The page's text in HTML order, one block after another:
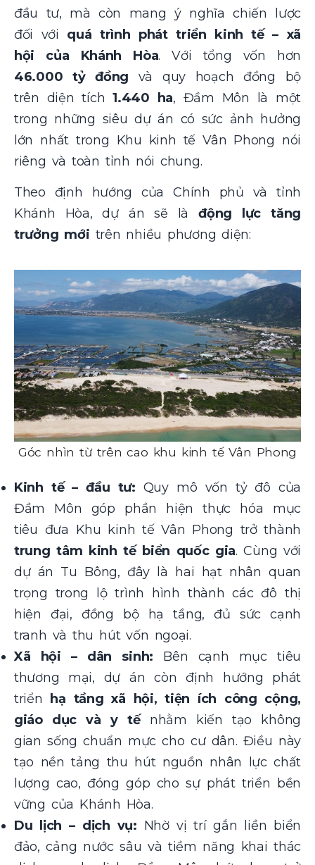
đầu tư, mà còn mang ý nghĩa chiến lược
đối với quá trình phát triển kinh tế – xã
hội của Khánh Hòa. Với tổng vốn hơn
46.000 tỷ đồng và quy hoạch đồng bộ
trên diện tích1.440 ha, Đầm Môn là một
trong những siêu dự án có sức ảnh hưởng
lớn nhất trong Khu kinh tế Vân Phong nói
riêng và toàn tỉnh nói chung.
Theo định hướng của Chính phủ và tỉnh
Khánh Hòa, dự án sẽ làđộng lực tăng
trưởng mới trên nhiều phương diện:
Góc nhìn từ trên cao khu kinh tế Vân Phong
Kinh tế – đầu tư: Quy mô vốn tỷ đô của
Đầm Môn góp phần hiện thực hóa mục
tiêu đưa Khu kinh tế Vân Phong trở thành
trung tâm kinh tế biển quốc gia. Cùng với
dự án Tu Bông, đây là hai hạt nhân quan
trọng trong lộ trình hình thành các đô thị
hiện đại, đồng bộ hạ tầng, đủ sức cạnh
tranh và thu hút vốn ngoại.
Xã hội – dân sinh: Bên cạnh mục tiêu
thương mại, dự án còn định hướng phát
triển
hạ tầng xã hội, tiện ích công cộng,
giáo dục và y tếnhằm kiến tạo không
gian sống chuẩn mực cho cư dân. Điều này
tạo nền tảng thu hút nguồn nhân lực chất
lượng cao, đóng góp cho sự phát triển bền
vững của Khánh Hòa.
Du lịch – dịch vụ: Nhờ vị trí gắn liền biển
đảo, cảng nước sâu và tiềm năng khai thác